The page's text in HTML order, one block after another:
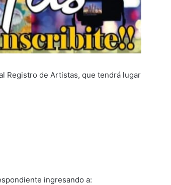
Registro de Artistas, que tendrá lugar
ingresando a: